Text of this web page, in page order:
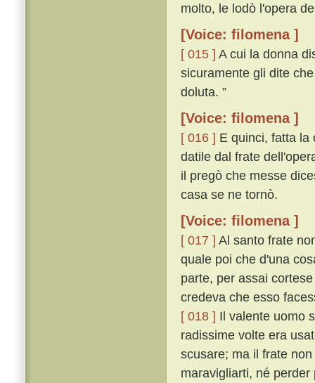
molto, le lodò l'opera
[Voice: filomena ]
[ 015 ] A cui la donna
sicuramente gli dite
doluta. ”
[Voice: filomena ]
[ 016 ] E quinci, fatta la
datile dal frate
il pregò che messe
casa se ne tornò.
[Voice: filomena ]
[ 017 ] Al santo frate
quale poi che d'una
parte, per assai
credeva che esso
[ 018 ] Il valente uomo
radissime volte era
scusare; ma il frate
maravigliarti, né